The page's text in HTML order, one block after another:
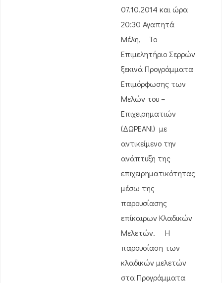
07.10.2014 και ώρα
20:30 Αγαπητά
Μέλη, Το
Επιμελητήριο Σερρών
ξεκινά Προγράμματα
Επιμόρφωσης των
Μελών του –
Επιχειρηματιών
(ΔΩΡΕΑΝ!) με
αντικείμενο την
ανάπτυξη της
επιχειρηματικότητας
μέσω της
παρουσίασης
επίκαιρων Κλαδικών
Μελετών. Η
παρουσίαση των
κλαδικών μελετών
στα Προγράμματα